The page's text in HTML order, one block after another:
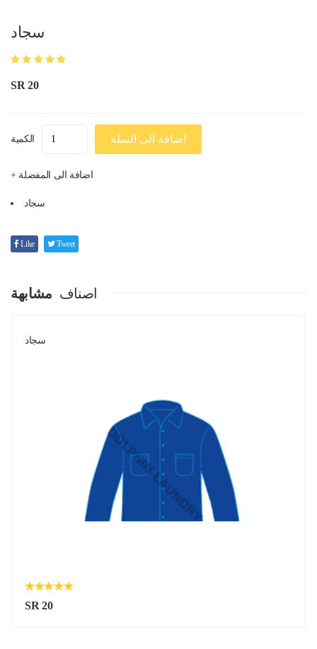
سجاد
SR 20
الكمية اضافة الى السلة
+ اضافة الى المفضلة
سجاد
Like Tweet
اصناف مشابهة
سجاد
SR 20